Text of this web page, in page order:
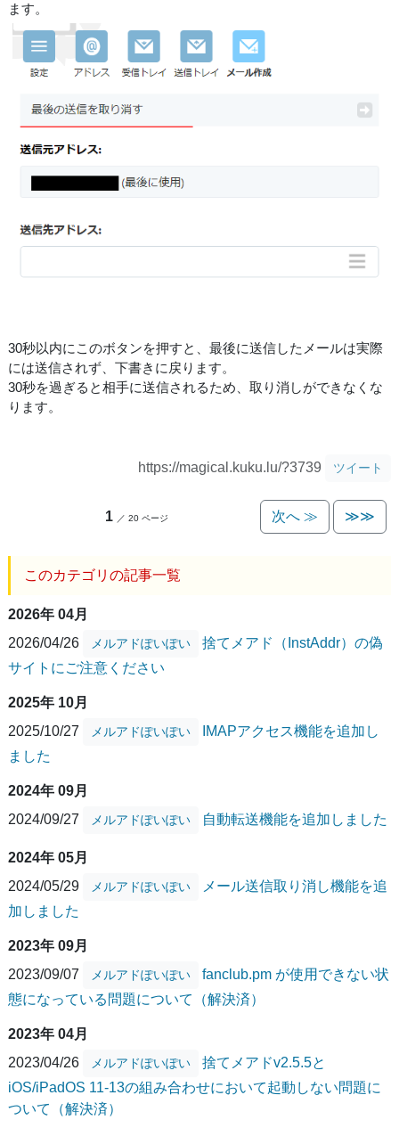
ます。
30秒以内にこのボタンを押すと、最後に送信したメールは実際
には送信されず、下書きに戻ります。
30秒を過ぎると相手に送信されるため、取り消しができなくな
ります。
https://magical.kuku.lu/?3739 ツイート
1 ／ 20 ページ 次へ ≫ ≫≫
このカテゴリの記事一覧
2026年 04月
2026/04/26
メルアドぽいぽい
捨てメアド（InstAddr）の偽
サイトにご注意ください
2025年 10月
2025/10/27
メルアドぽいぽい
IMAPアクセス機能を追加し
ました
2024年 09月
2024/09/27
メルアドぽいぽい 自動転送機能を追加しました
2024年 05月
2024/05/29
メルアドぽいぽい
メール送信取り消し機能を追
加しました
2023年 09月
2023/09/07
メルアドぽいぽい
fanclub.pm が使用できない状
態になっている問題について（解決済）
2023年 04月
2023/04/26
メルアドぽいぽい
捨てメアドv2.5.5と
iOS/iPadOS 11-13の組み合わせにおいて起動しない問題に
ついて（解決済）